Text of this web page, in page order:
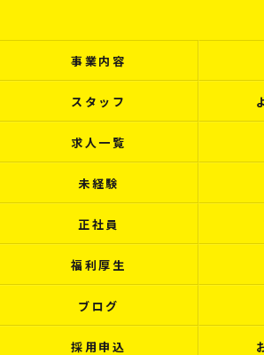
事業内容
スタッフ
求人一覧
未経験
正社員
福利厚生
ブログ
採用申込